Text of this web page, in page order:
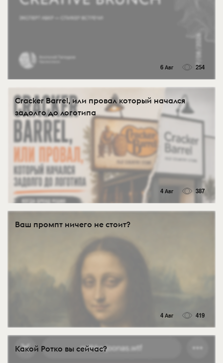
6 Авг 254
Cracker Barrel, или провал который начался
задолго до логотипа
4 Авг 387
Ваш промпт ничего не стоит?
4 Авг 419
Какой Ротко вы сейчас?